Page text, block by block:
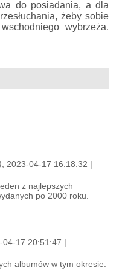
do posiadania, a dla
żeby sobie
wybrzeża.
, 2023-04-17 16:18:32 |
z najlepszych
po 2000 roku.
04-17 20:51:47 |
albumów w tym okresie.